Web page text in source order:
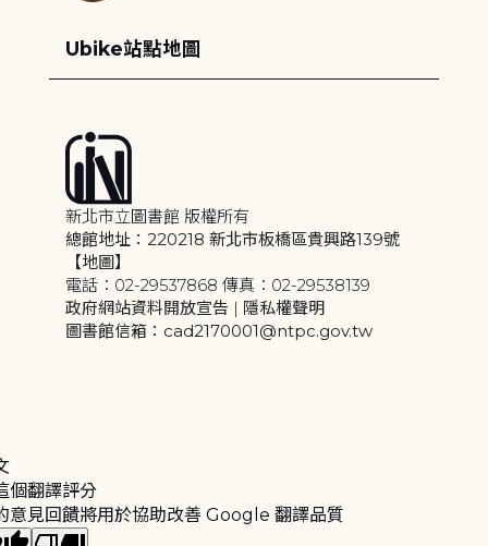
Ubike站點地圖
新北市立圖書館 版權所有
總館地址：220218 新北市板橋區貴興路139號
【地圖】
電話：02-29537868 傳真：02-29538139
政府網站資料開放宣告 | 隱私權聲明
圖書館信箱：cad2170001@ntpc.gov.tw
個翻譯評分
意見回饋將用於協助改善 Google 翻譯品質